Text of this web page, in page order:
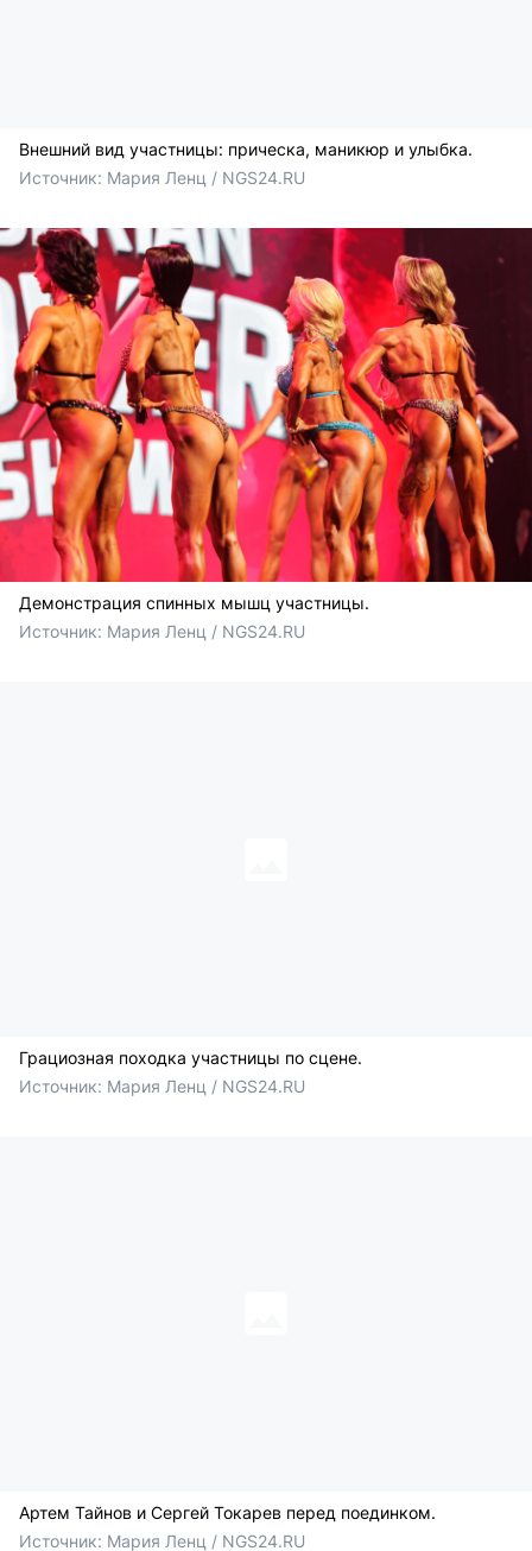
Внешний вид участницы: прическа, маникюр и улыбка.
Источник: Мария Ленц / NGS24.RU
Демонстрация спинных мышц участницы.
Источник: Мария Ленц / NGS24.RU
Грациозная походка участницы по сцене.
Источник: Мария Ленц / NGS24.RU
Артем Тайнов и Сергей Токарев перед поединком.
Источник: Мария Ленц / NGS24.RU